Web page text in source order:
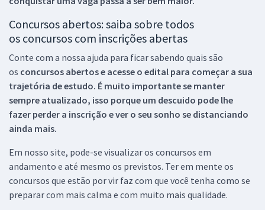
Concursos abertos: saiba sobre todos
os concursos com inscrições abertas
Conte com a nossa ajuda para ficar sabendo quais são
os concursos abertos e acesse o edital para começar a sua
trajetória de estudo. É muito importante se manter
sempre atualizado, isso porque um descuido pode lhe
fazer perder a inscrição e ver o seu sonho se distanciando
ainda mais.
Em nosso site, pode-se visualizar os concursos em
andamento e até mesmo os previstos. Ter em mente os
concursos que estão por vir faz com que você tenha como se
preparar com mais calma e com muito mais qualidade.